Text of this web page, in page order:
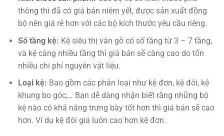
thông thì đã có giá bán niêm yết, được sản xuất đồng
bộ nên giá rẻ hơn với các bộ kích thước yêu cầu riêng.
Số tầng kệ: Kệ siêu thị vân gỗ có số tầng từ 3 – 7 tầng,
và kệ càng nhiều tầng thì giá bán sẽ càng cao do tốn
nhiều chi phí nguyên vật liệu.
Loại kệ: Bao gồm các phân loại như kệ đơn, kệ đôi, kệ
khung bo góc,… Bạn dễ dàng nhận biết rằng những bộ
kệ nào có khả năng trưng bày tốt hơn thì giá bán sẽ cao
hơn. Ví dụ kệ đôi giá luôn cao hơn kệ đơn.